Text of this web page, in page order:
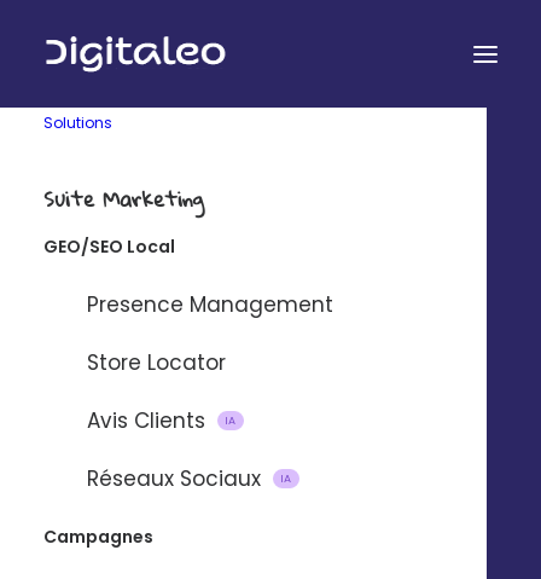
Solutions
Suite Marketing
GEO/SEO Local
Presence Management
Store Locator
Avis Clients
IA
Réseaux Sociaux IA
Campagnes
des réseaux
d’enseignes
de chaque établissement